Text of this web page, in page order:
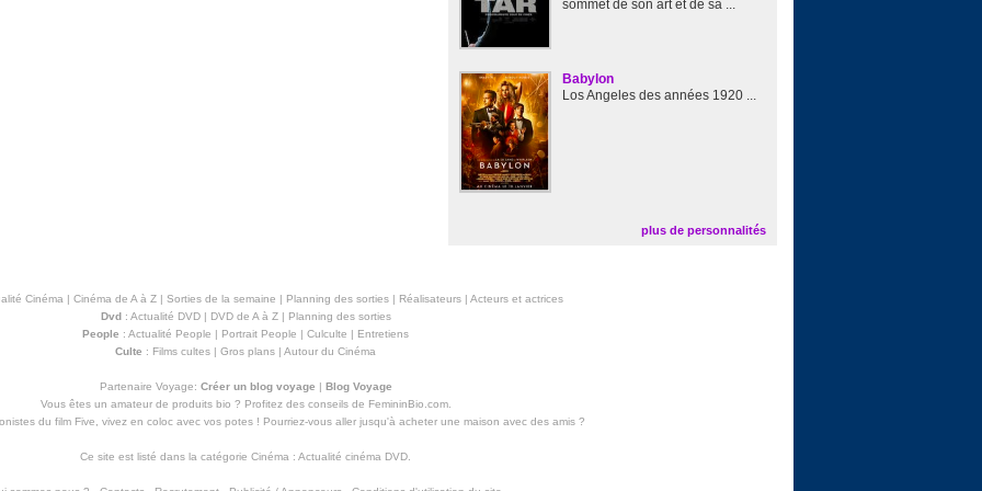
sommet de son art et de sa ...
Babylon
Los Angeles des années 1920 ...
plus de personnalités
Cinéma | Cinéma de A à Z| Sorties de la semaine | Planning des sorties| Réalisateurs| Acteurs et actrices
Dvd: Actualité DVD| DVD de A à Z| Planning des sorties
People : Actualité People | Portrait People | Culculte | Entretiens
Culte : Films cultes | Gros plans | Autour du Cinéma
Partenaire Voyage: Créer un blog voyage | Blog Voyage
Vous êtes un amateur de produits bio ? Profitez des conseils de FemininBio.com.
du film Five, vivez en coloc avec vos potes ! Pourriez-vous aller jusqu'à acheter une maison avec des amis?
Ce site est listé dans la catégorie Cinéma : Actualité cinéma DVD